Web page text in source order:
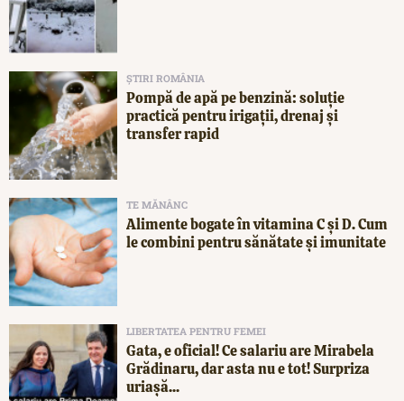
ȘTIRI ROMÂNIA
Pompă de apă pe benzină: soluție
practică pentru irigații, drenaj și
transfer rapid
TE MĂNÂNC
Alimente bogate în vitamina C și D. Cum
le combini pentru sănătate și imunitate
LIBERTATEA PENTRU FEMEI
Gata, e oficial! Ce salariu are Mirabela
Grădinaru, dar asta nu e tot! Surpriza
uriașă...